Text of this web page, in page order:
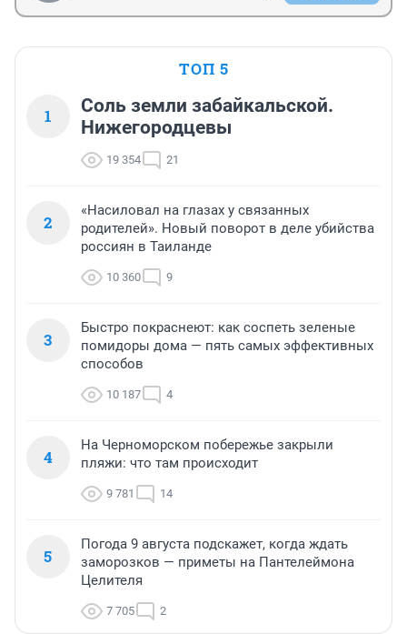
ТОП 5
1
Соль земли забайкальской.
Нижегородцевы
19 354 21
2
«Насиловал на глазах у связанных
родителей». Новый поворот в деле убийства
россиян в Таиланде
10 360 9
3
Быстро покраснеют: как соспеть зеленые
помидоры дома — пять самых эффективных
способов
10 187 4
4
На Черноморском побережье закрыли
пляжи: что там происходит
9 781 14
5
Погода 9 августа подскажет, когда ждать
заморозков — приметы на Пантелеймона
Целителя
7 705 2